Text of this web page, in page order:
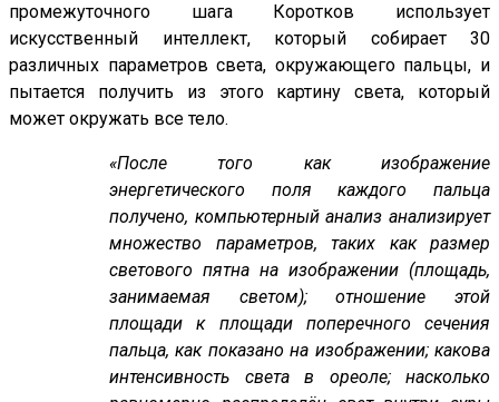
промежуточного шага Коротков использует
искусственный интеллект, который собирает 30
различных параметров света, окружающего пальцы, и
пытается получить из этого картину света, который
может окружать все тело.
«После того как изображение
энергетического поля каждого пальца
получено, компьютерный анализ анализирует
множество параметров, таких как размер
светового пятна на изображении (площадь,
занимаемая светом); отношение этой
площади к площади поперечного сечения
пальца, как показано на изображении; какова
интенсивность света в ореоле; насколько